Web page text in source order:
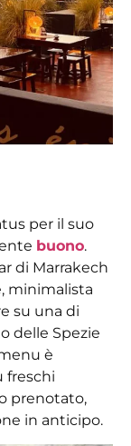
per il suo
buono.
di Marrakech
minimalista
su una di
delle Spezie
è
freschi
prenotato,
in anticipo.